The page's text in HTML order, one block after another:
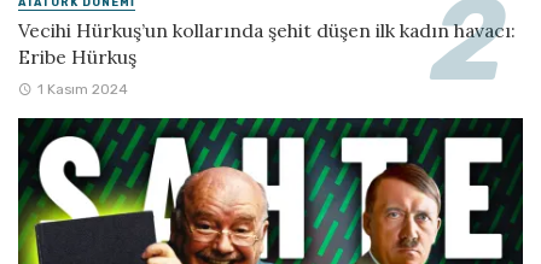
ATATÜRK DÖNEMI
Vecihi Hürkuş’un kollarında şehit düşen ilk kadın havacı:
Eribe Hürkuş
1 Kasım 2024